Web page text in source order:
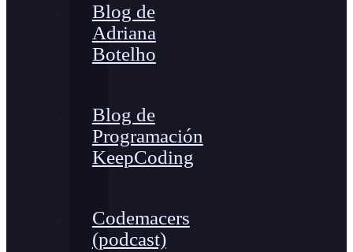
Blog de
Adriana
Botelho
Blog de
Programación
KeepCoding
Codemacers
(podcast)